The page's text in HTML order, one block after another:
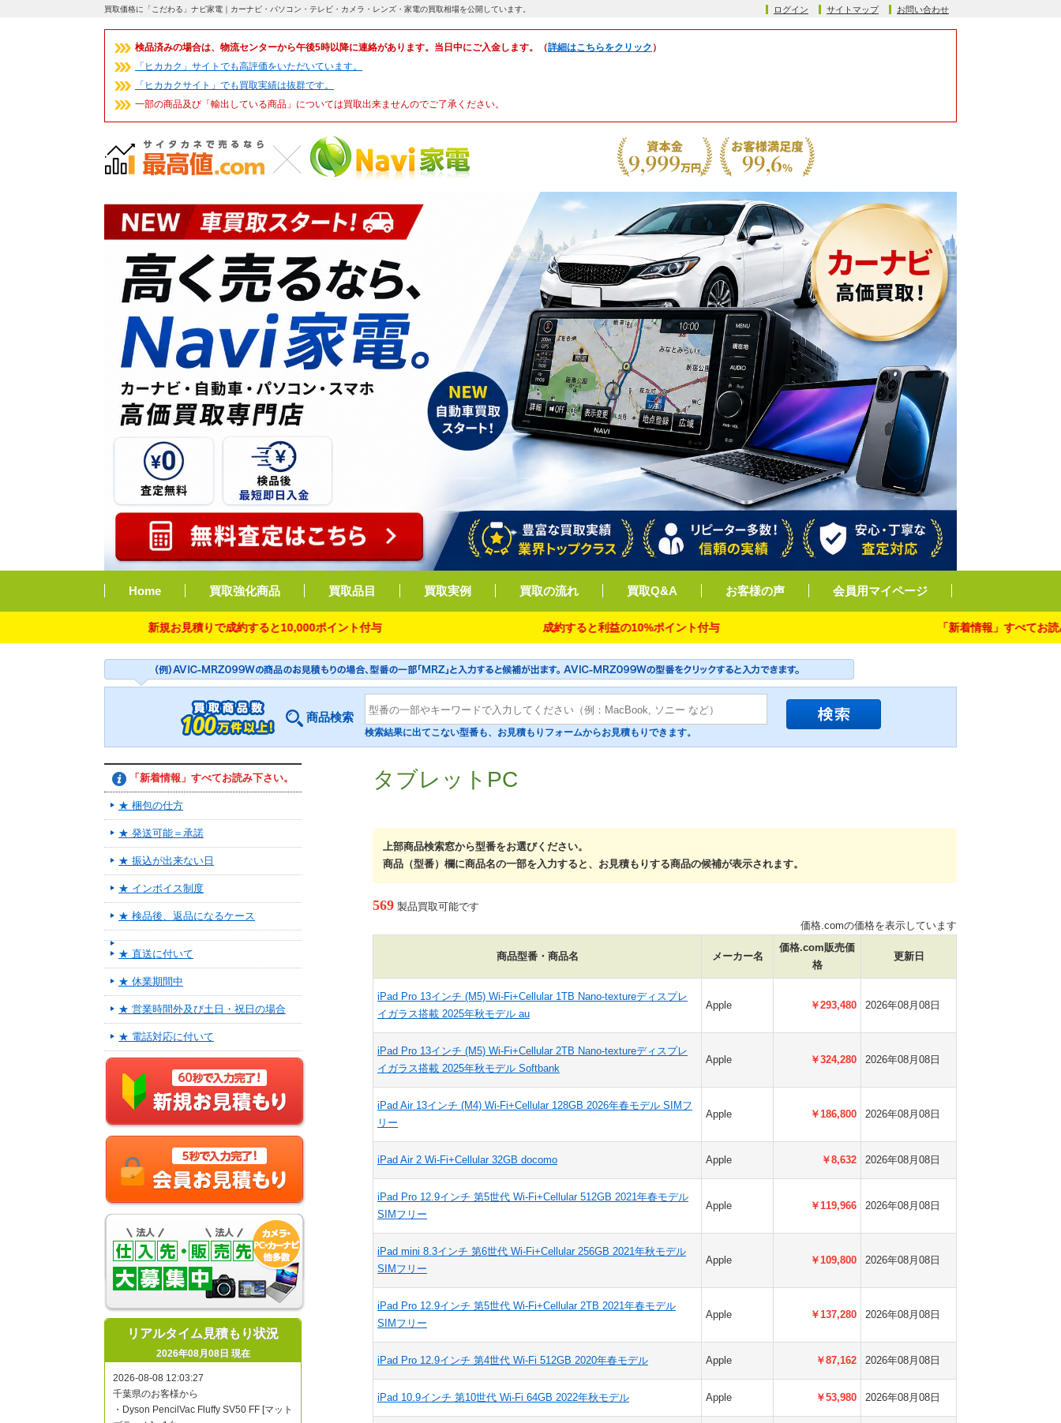
買取価格に「こだわる」ナビ家電｜カーナビ・パソコン・テレビ・カメラ・レンズ・家電の買取相場を公開しています。 ログイン サイトマップ お問い合わせ
検品済みの場合は、物流センターから午後5時以降に連絡があります。当日中にご入金します。（詳細はこちらをクリック ）
「ヒカカク」サイトでも高評価をいただいています。
「ヒカカクサイト」でも買取実績は抜群です。
一部の商品及び「輸出している商品」については買取出来ませんのでご了承ください。
Home 買取強化商品 買取品目 買取実例 買取の流れ 買取Q&A お客様の声 会員用マイページ
新規お見積りで成約すると10,000ポイント付与 成約すると利益の10%ポイント付与 「新着情報」すべてお読み下さい
商品検索
検索結果に出てこない型番も、お見積もりフォームからお見積もりできます。
タブレットPC
上部商品検索窓から型番をお選びください。
商品（型番）欄に商品名の一部を入力すると、お見積もりする商品の候補が表示されます。
569 製品買取可能です
価格.comの価格を表示しています
商品型番・商品名 メーカー名
価格.com販売価
格
更新日
iPad Pro 13インチ (M5) Wi-Fi+Cellular 1TB Nano-textureディスプレ
イガラス搭載 2025年秋モデル au
Apple ￥293,480 2026年08月08日
iPad Pro 13インチ (M5) Wi-Fi+Cellular 2TB Nano-textureディスプレ
イガラス搭載 2025年秋モデル Softbank
Apple ￥324,280 2026年08月08日
iPad Air 13インチ (M4) Wi-Fi+Cellular 128GB 2026年春モデル SIMフ
リー
Apple ￥186,800 2026年08月08日
iPad Air 2 Wi-Fi+Cellular 32GB docomo Apple ￥8,632 2026年08月08日
iPad Pro 12.9インチ 第5世代 Wi-Fi+Cellular 512GB 2021年春モデル
SIMフリー
Apple ￥119,966 2026年08月08日
iPad mini 8.3インチ 第6世代 Wi-Fi+Cellular 256GB 2021年秋モデル
SIMフリー
Apple ￥109,800 2026年08月08日
iPad Pro 12.9インチ 第5世代 Wi-Fi+Cellular 2TB 2021年春モデル
SIMフリー
Apple ￥137,280 2026年08月08日
iPad Pro 12.9インチ 第4世代 Wi-Fi 512GB 2020年春モデル Apple ￥87,162 2026年08月08日
iPad 10.9インチ 第10世代 Wi-Fi 64GB 2022年秋モデル Apple ￥53,980 2026年08月08日
「新着情報」すべてお読み下さい。
★ 梱包の仕方
★ 発送可能＝承諾
★ 振込が出来ない日
★ インボイス制度
★ 検品後、返品になるケース
★ 直送に付いて
★ 休業期間中
★ 営業時間外及び土日・祝日の場合
★ 電話対応に付いて
リアルタイム見積もり状況
2026年08月08日 現在